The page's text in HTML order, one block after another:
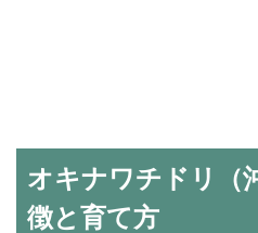
オキナワチドリ（
徴と育て方